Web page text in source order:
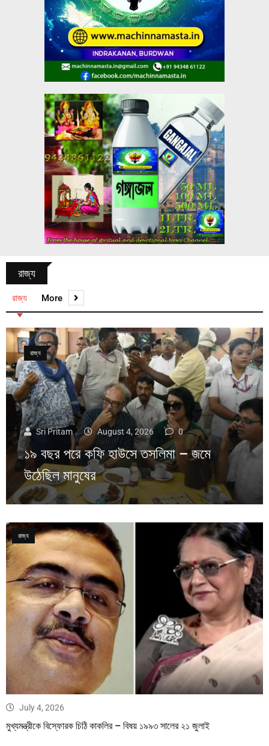
রাজ্য
রাজ্য More
রাজ্য
Sri Pritam August 4, 2026 0
১৯ বছর পরে কফি হাউসে তসলিমা – জমে
উঠেছিল মানুষের
রাজ্য
July 4, 2026
মুখ্যমন্ত্রীকে বিস্ফোরক চিঠি কাকলির – বিষয় ১৯৯৩ সালের ২১ জুলাই